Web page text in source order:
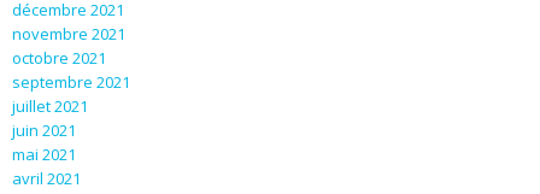
décembre 2021
novembre 2021
octobre 2021
septembre 2021
juillet 2021
juin 2021
mai 2021
avril 2021